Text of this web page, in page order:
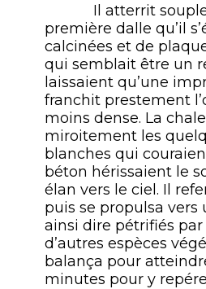
Il atterrit
première dalle qu’il
calcinées et de
qui semblait être un
laissaient qu’une
franchit prestement
moins dense. La
miroitement les
blanches qui
béton hérissaient le
élan vers le ciel. Il
puis se propulsa vers
ainsi dire pétrifiés
d’autres espèces
balança pour
minutes pour y